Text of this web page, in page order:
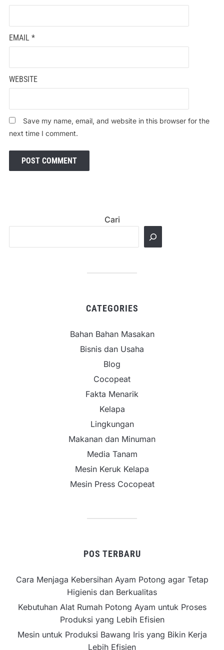
EMAIL *
WEBSITE
Save my name, email, and website in this browser for the
next time I comment.
Cari
CATEGORIES
Bahan Bahan Masakan
Bisnis dan Usaha
Blog
Cocopeat
Fakta Menarik
Kelapa
Lingkungan
Makanan dan Minuman
Media Tanam
Mesin Keruk Kelapa
Mesin Press Cocopeat
POS TERBARU
Cara Menjaga Kebersihan Ayam Potong agar Tetap
Higienis dan Berkualitas
Kebutuhan Alat Rumah Potong Ayam untuk Proses
Produksi yang Lebih Efisien
Mesin untuk Produksi Bawang Iris yang Bikin Kerja
Lebih Efisien